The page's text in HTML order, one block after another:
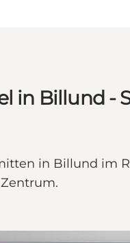
in Billund -
in Billund im